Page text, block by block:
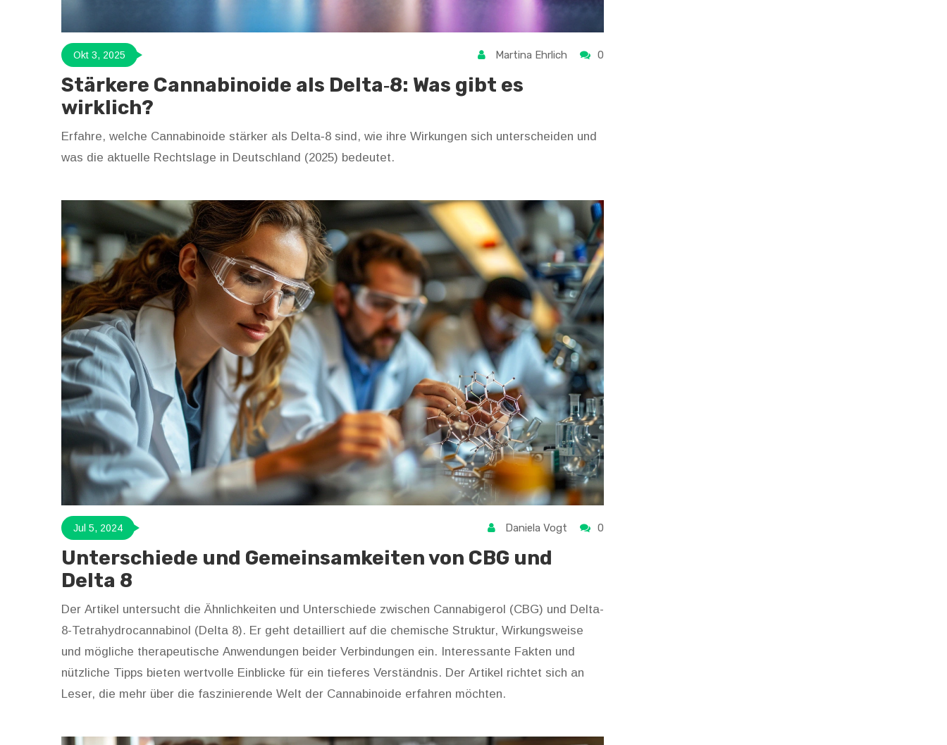
Okt 3, 2025 Martina Ehrlich 0
Stärkere Cannabinoide als Delta‑8: Was gibt es
wirklich?
Erfahre, welche Cannabinoide stärker als Delta‑8 sind, wie ihre Wirkungen sich unterscheiden und
was die aktuelle Rechtslage in Deutschland (2025) bedeutet.
Jul 5, 2024 Daniela Vogt 0
Unterschiede und Gemeinsamkeiten von CBG und
Delta 8
Der Artikel untersucht die Ähnlichkeiten und Unterschiede zwischen Cannabigerol (CBG) und Delta-
8-Tetrahydrocannabinol (Delta 8). Er geht detailliert auf die chemische Struktur, Wirkungsweise
und mögliche therapeutische Anwendungen beider Verbindungen ein. Interessante Fakten und
nützliche Tipps bieten wertvolle Einblicke für ein tieferes Verständnis. Der Artikel richtet sich an
Leser, die mehr über die faszinierende Welt der Cannabinoide erfahren möchten.